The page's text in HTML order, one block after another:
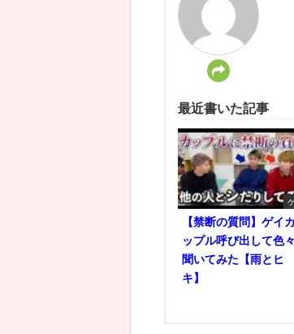
最近書いた記事
【禁断の質問】ゲイカ
ップル呼び出して色々
聞いてみた【雨とヒ
キ】